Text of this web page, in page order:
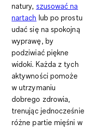
natury, szusować na
nartach lub po prostu
udać się na spokojną
wyprawę, by
podziwiać piękne
widoki. Każda z tych
aktywności pomoże
wutrzymaniu
dobrego zdrowia,
trenując jednocześnie
różne partie mięśni w